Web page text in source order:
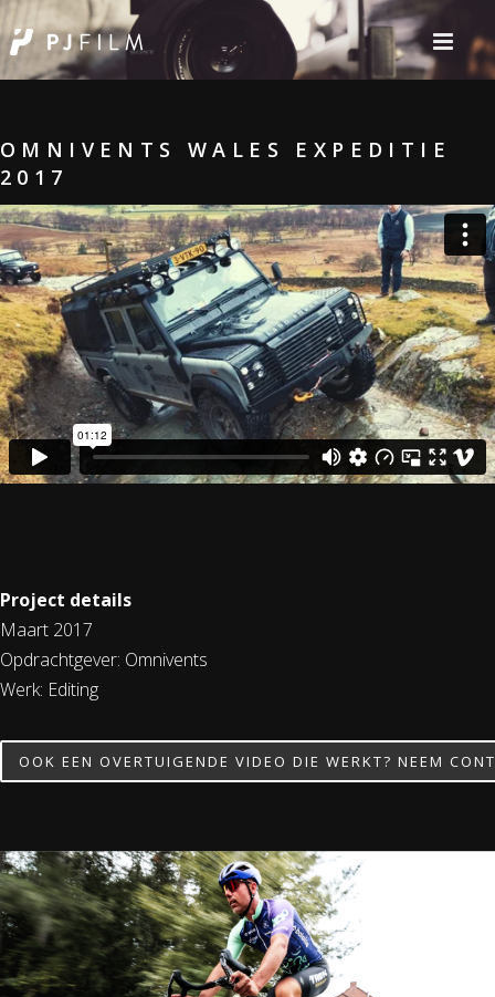
OMNIVENTS WALES EXPEDITIE
2017
Project details
Maart 2017
Opdrachtgever: Omnivents
Werk: Editing
OOK EEN OVERTUIGENDE VIDEO DIE WERKT? NEEM